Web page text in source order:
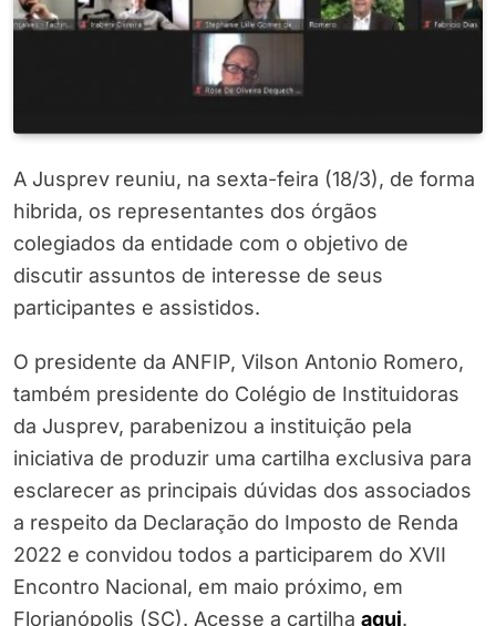
A Jusprev reuniu, na sexta-feira (18/3), de forma
hibrida, os representantes dos órgãos
colegiados da entidade com o objetivo de
discutir assuntos de interesse de seus
participantes e assistidos.
O presidente da ANFIP, Vilson Antonio Romero,
também presidente do Colégio de Instituidoras
da Jusprev, parabenizou a instituição pela
iniciativa de produzir uma cartilha exclusiva para
esclarecer as principais dúvidas dos associados
a respeito da Declaração do Imposto de Renda
2022 e convidou todos a participarem do XVII
Encontro Nacional, em maio próximo, em
Florianópolis (SC). Acesse a cartilha aqui.